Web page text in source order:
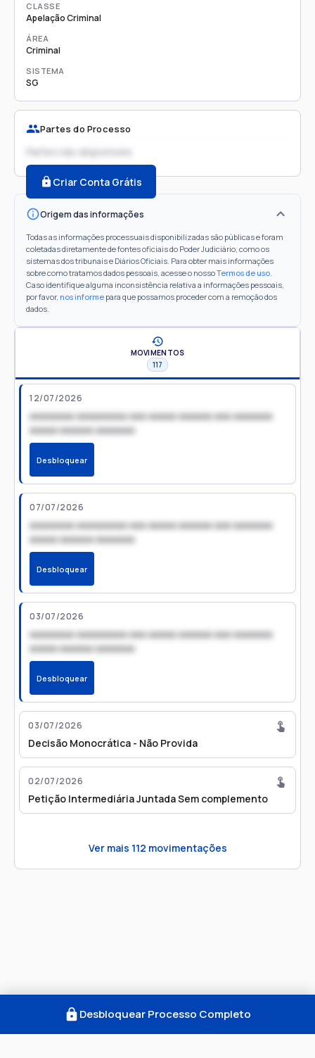
CLASSE
Apelação Criminal
ÁREA
Criminal
SISTEMA
SG
Partes do Processo
Partes não disponíveis
Criar Conta Grátis
Origem das informações
Todas as informações processuais disponibilizadas são públicas e foram
coletadas diretamente de fontes oficiais do Poder Judiciário, como os
sistemas dos tribunais e Diários Oficiais. Para obter mais informações
sobre como tratamos dados pessoais, acesse o nossoTermos de uso.
Caso identifique alguma inconsistência relativa a informações pessoais,
por favor, nos informe para que possamos proceder com a remoção dos
dados.
MOVIMENTOS
117
12/07/2026
xxxxxxxx xxxxxxxxx xxx xxxxx xxxxxx xxx xxxxxxx
xxxxx xxxxxx xxxxxxx
Desbloquear
07/07/2026
xxxxxxxx xxxxxxxxx xxx xxxxx xxxxxx xxx xxxxxxx
xxxxx xxxxxx xxxxxxx
Desbloquear
03/07/2026
xxxxxxxx xxxxxxxxx xxx xxxxx xxxxxx xxx xxxxxxx
xxxxx xxxxxx xxxxxxx
Desbloquear
03/07/2026
Decisão Monocrática - Não Provida
02/07/2026
Petição Intermediária Juntada Sem complemento
Ver mais 112 movimentações
Desbloquear Processo Completo